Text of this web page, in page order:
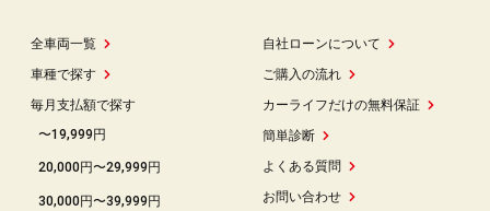
全車両一覧
車種で探す
毎月支払額で探す
〜19,999円
20,000円〜29,999円
30,000円〜39,999円
自社ローンについて
ご購入の流れ
カーライフだけの無料保証
簡単診断
よくある質問
お問い合わせ